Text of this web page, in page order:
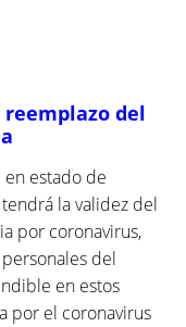
reemplazo del
estado de
la validez del
por coronavirus,
del
en estos
por el coronavirus